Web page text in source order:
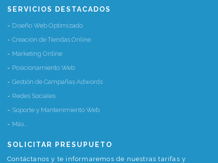
SERVICIOS DESTACADOS
Diseño Web Optimizado
Creación de Tiendas Online
Marketing Online
Posicionamiento Web
Gestión de Campañas Adwords
Redes Sociales
Soporte y Mantenimiento Web
Más...
SOLICITAR PRESUPUETO
Contáctanos y te informaremos de nuestras tarifas y